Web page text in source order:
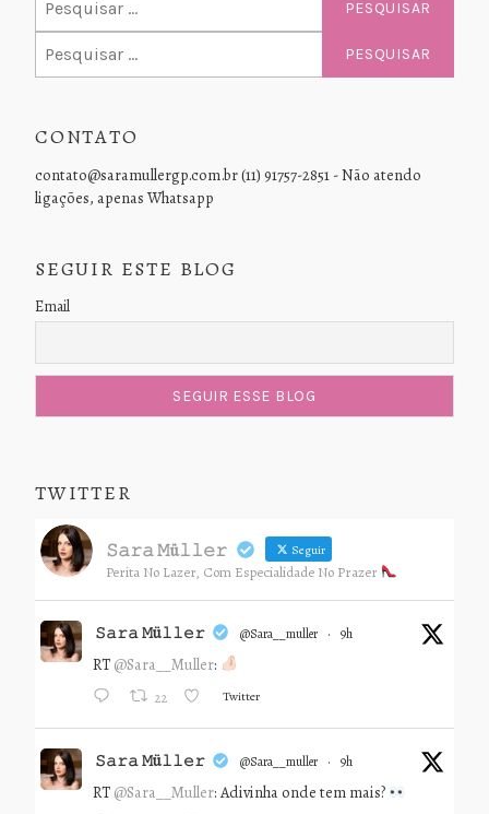
por:
CONTATO
contato@saramullergp.com.br (11) 91757-2851 - Não atendo
ligações, apenas Whatsapp
SEGUIR ESTE BLOG
Email
TWITTER
𝚂𝚊𝚛𝚊 𝙼ü𝚕𝚕𝚎𝚛 Seguir
Perita No Lazer, Com Especialidade No Prazer
𝚂𝚊𝚛𝚊 𝙼ü𝚕𝚕𝚎𝚛 @sara__muller · 9h
RT @Sara__Muller:
22 Twitter
𝚂𝚊𝚛𝚊 𝙼ü𝚕𝚕𝚎𝚛 @sara__muller · 9h
RT @Sara__Muller: Adivinha onde tem mais?